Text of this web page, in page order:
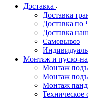
Доставка
Доставка
Доставка по
Доставка
Самовывоз
Монтаж и пуско-
Монтаж
Монтаж
Монтаж
Техническое